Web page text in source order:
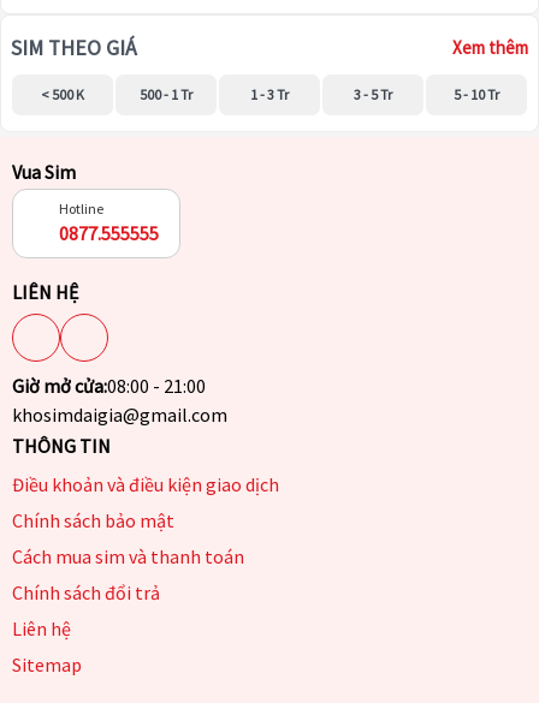
SIM THEO GIÁ Xem thêm
< 500 K 500 - 1 Tr 1 - 3 Tr 3 - 5 Tr 5 - 10 Tr
Vua Sim
Hotline
0877.555555
LIÊN HỆ
Giờ mở cửa:08:00 - 21:00
khosimdaigia@gmail.com
THÔNG TIN
Điều khoản và điều kiện giao dịch
Chính sách bảo mật
Cách mua sim và thanh toán
Chính sách đổi trả
Liên hệ
Sitemap